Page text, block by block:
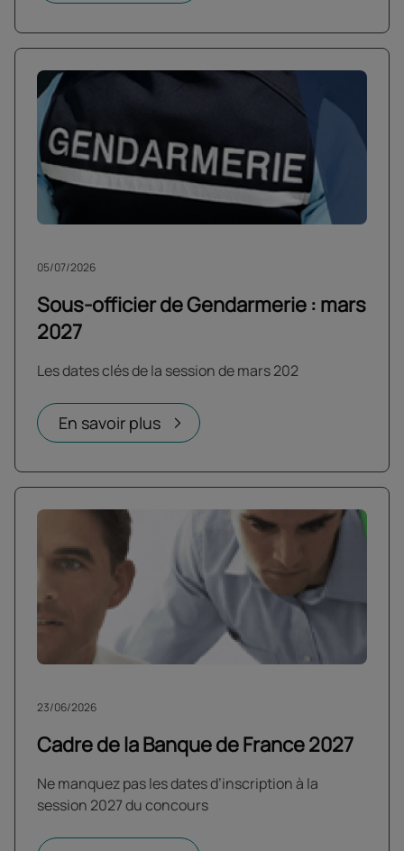
Sous-officier de Gendarmerie : mars
2027
05/07/2026
Les dates clés de la session de mars 202
En savoir plus
Cadre de la Banque de France 2027
23/06/2026
Ne manquez pas les dates d’inscription à la
session 2027 du concours